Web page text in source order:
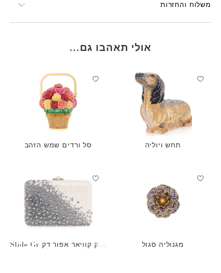
משלוח והחזרות
אולי תאהבו גם...
תחש ויוליה סל ורדים שמש הזהב
מגנוליה סגול
תיק קוויאר אפור דק Slide Gr